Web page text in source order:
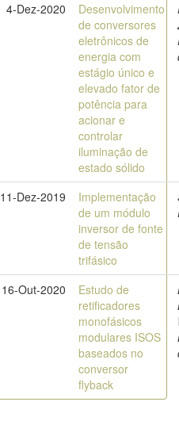
4-Dez-2020
Desenvolvimento
de conversores
eletrônicos de
energia com
estágio único e
elevado fator de
potência para
acionar e
controlar
iluminação de
estado sólido
11-Dez-2019
Implementação
de um módulo
inversor de fonte
de tensão
trifásico
16-Out-2020
Estudo de
retificadores
monofásicos
modulares ISOS
baseados no
conversor
flyback